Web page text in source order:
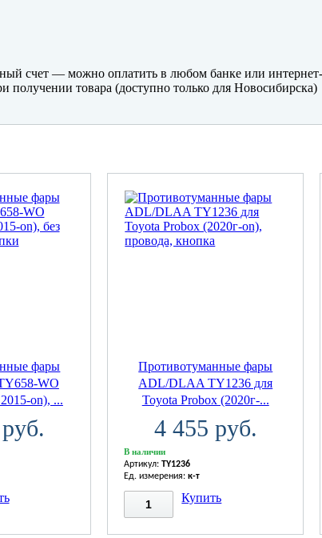
счет — можно оплатить в любом банке или
товара (доступно только для Новосибирска)
фары
WO
on), ...
Противотуманные фары
ADL/DLAA TY1236 для
Toyota Probox (2020г-...
4 455 руб.
В наличии
Артикул:TY1236
Ед. измерения:к-т
Купить